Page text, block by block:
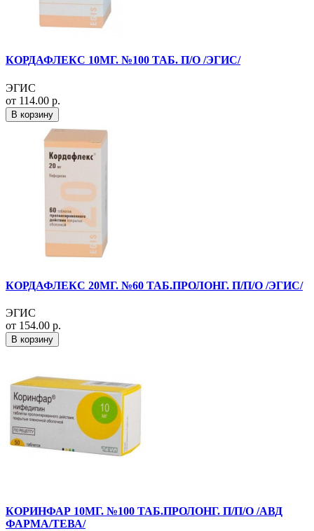
КОРДАФЛЕКС 10МГ. №100 ТАБ. П/О /ЭГИС/
ЭГИС
от 114.00 р.
В корзину
КОРДАФЛЕКС 20МГ. №60 ТАБ.ПРОЛОНГ. П/П/О /ЭГИС/
ЭГИС
от 154.00 р.
В корзину
КОРИНФАР 10МГ. №100 ТАБ.ПРОЛОНГ. П/П/О /АВД
ФАРМА/ТЕВА/